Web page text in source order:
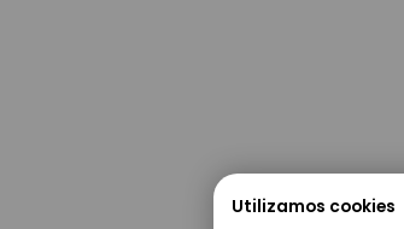
Utilizamos cookies